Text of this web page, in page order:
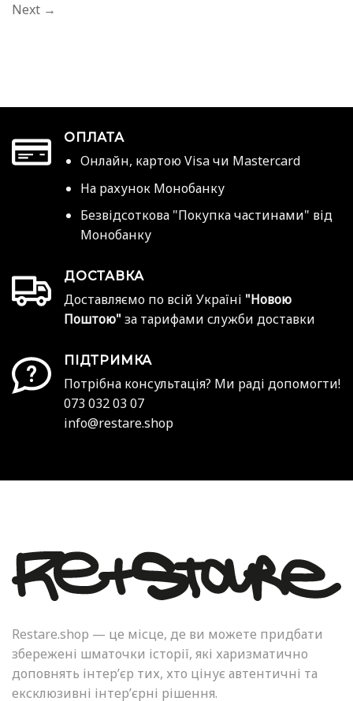
Next →
ОПЛАТА
Онлайн, картою Visa чи Mastercard
На рахунок Монобанку
Безвідсоткова "Покупка частинами" від
Монобанку
ДОСТАВКА
Доставляємо по всій Україні "Новою
Поштою" за тарифами служби доставки
ПІДТРИМКА
Потрібна консультація? Ми раді допомогти!
073 032 03 07
info@restare.shop
Restare.shop — це місце, де ви можете придбати
збережені шматочки історії, які харизматично
доповнять інтер’єр тих, хто цінує автентичні та
ексклюзивні інтер’єрні рішення.